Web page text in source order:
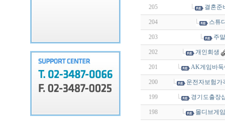
205 결혼준
204 스튜
203 주
202 개인회생
201 AK게임바
200 운전자보험가
199 경기도출장
198 몰디브게